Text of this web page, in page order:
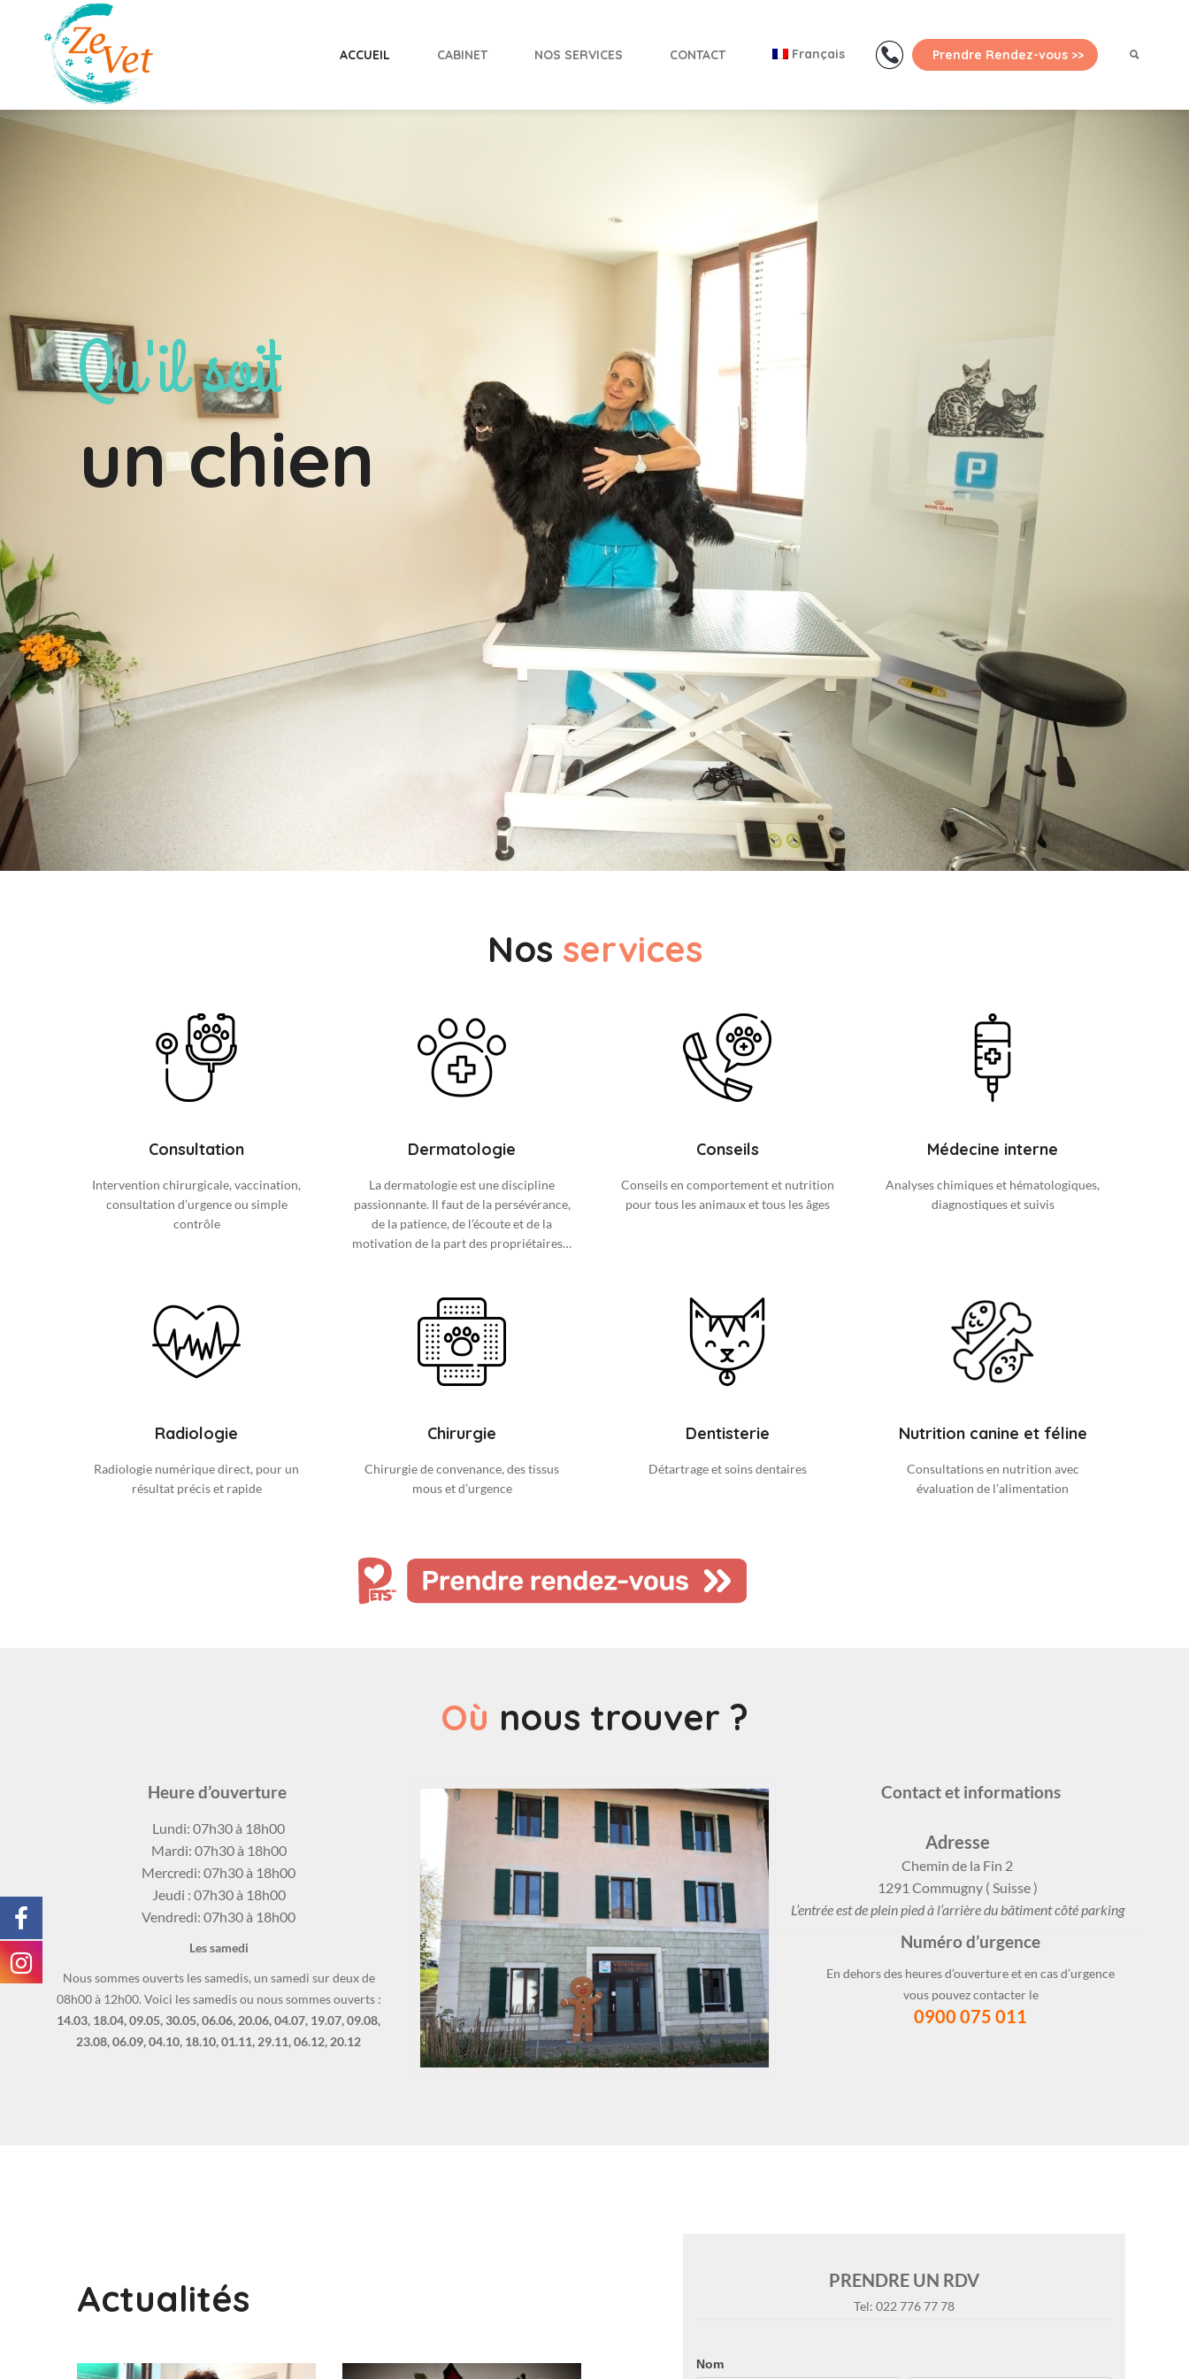
ACCUEIL CABINET NOS SERVICES CONTACT Français Prendre Rendez-vous >>
Nos services
Consultation
Intervention chirurgicale, vaccination,
consultation d’urgence ou simple
contrôle
Dermatologie
La dermatologie est une discipline
passionnante. Il faut de la persévérance,
de la patience, de l’écoute et de la
motivation de la part des propriétaires…
Conseils
Conseils en comportement et nutrition
pour tous les animaux et tous les âges
Médecine interne
Analyses chimiques et hématologiques,
diagnostiques et suivis
Radiologie
Radiologie numérique direct, pour un
résultat précis et rapide
Chirurgie
Chirurgie de convenance, des tissus
mous et d’urgence
Dentisterie
Détartrage et soins dentaires
Nutrition canine et féline
Consultations en nutrition avec
évaluation de l’alimentation
Où nous trouver ?
Heure d’ouverture
Lundi: 07h30 à 18h00
Mardi: 07h30 à 18h00
Mercredi: 07h30 à 18h00
Jeudi : 07h30 à 18h00
Vendredi: 07h30 à 18h00
Les samedi
Nous sommes ouverts les samedis, un samedi sur deux de
08h00 à 12h00. Voici les samedis ou nous sommes ouverts :
14.03, 18.04, 09.05, 30.05, 06.06, 20.06, 04.07, 19.07, 09.08,
23.08, 06.09, 04.10, 18.10, 01.11, 29.11, 06.12, 20.12
Contact et informations
Adresse
Chemin de la Fin 2
1291 Commugny ( Suisse )
L’entrée est de plein pied à l’arrière du bâtiment côté parking
Numéro d’urgence
En dehors des heures d’ouverture et en cas d’urgence
vous pouvez contacter le
0900 075 011
Actualités
1
2025-
pacastro pacastro
PRENDRE UN RDV
Tel: 022 776 77 78
Rendez
Nom